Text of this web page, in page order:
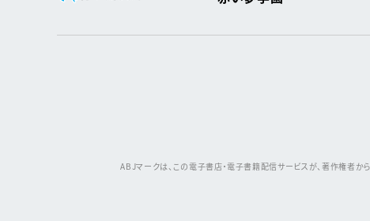
ABJマークは、この電子書店・電子書籍配信サービスが、著作権者か